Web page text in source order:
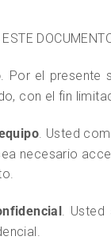
. Por el presente
con el fin
. Usted
necesario
. Usted